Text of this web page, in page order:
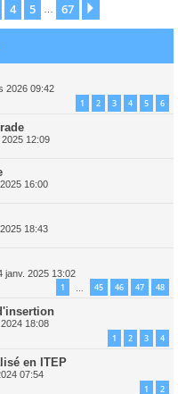
4 5 67
2026 09:42
1 2 3 4 5 6
12:09
16:00
18:43
janv. 2025 13:02
1 45 46 47 48
18:08
1 2 3 4
en ITEP
07:54
1 2